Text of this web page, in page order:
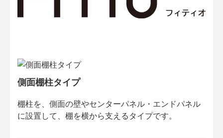
側面棚柱タイプ
棚柱を、側面の壁やセンターパネル・エンドパネル
に設置して、棚を横から支えるタイプです。